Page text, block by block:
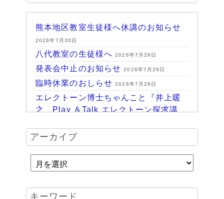
熊本地区教室生徒様へ休講のお知らせ
2026年7月30日
八代教室の生徒様へ 2026年7月29日
発表会中止のお知らせ 2026年7月29日
臨時休業のおしらせ 2026年7月29日
エレクトーン博士ちゃんこと『井上暖
之 Play ＆Talk エレクトーン探求講
ハッピーパーク終了♪
よう！未来につながるワクワク体験
受賞結果 ヤマハエレクトーンフェス
アーカイブ
キーワード